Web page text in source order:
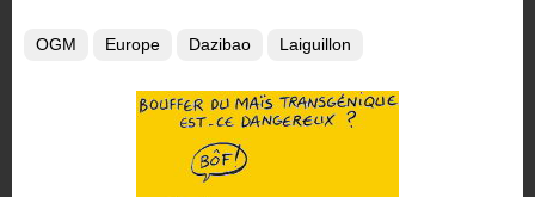
OGM Europe Dazibao Laiguillon